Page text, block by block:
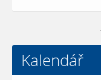
Kalendář